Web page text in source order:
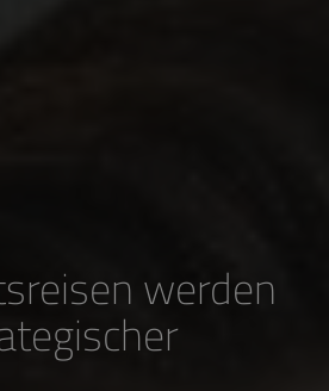
werden